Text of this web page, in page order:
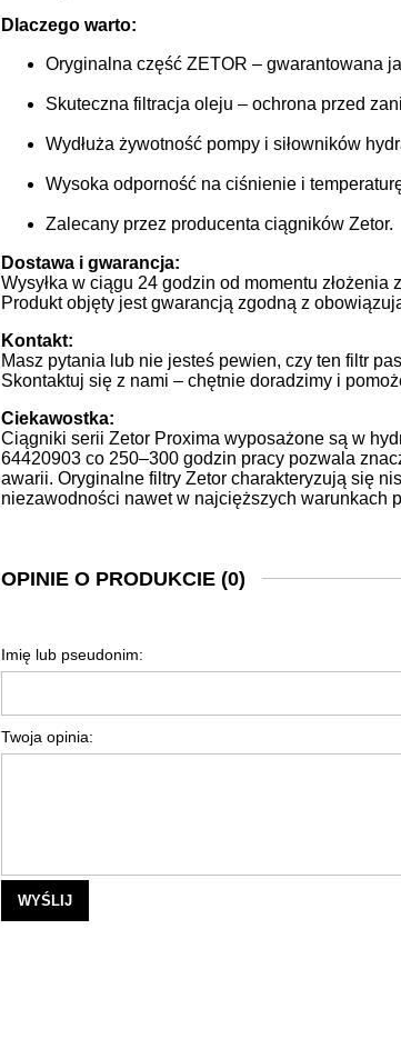
Dlaczego warto:
Oryginalna część ZETOR – gwarantowana
Skuteczna filtracja oleju – ochrona przed
Wydłuża żywotność pompy i siłowników
Wysoka odporność na ciśnienie i
Zalecany przez producenta ciągników Zetor.
Dostawa i gwarancja:
Wysyłka w ciągu 24 godzin od momentu złożenia
Produkt objęty jest gwarancją zgodną z
Kontakt:
Masz pytania lub nie jesteś pewien, czy ten filtr
Skontaktuj się z nami – chętnie doradzimy i
Ciekawostka:
Ciągniki serii Zetor Proxima wyposażone są w
64420903 co 250–300 godzin pracy pozwala
awarii. Oryginalne filtry Zetor charakteryzują się
niezawodności nawet w najcięższych warunkach
OPINIE O PRODUKCIE (0)
Imię lub pseudonim:
Twoja opinia:
WYŚLIJ